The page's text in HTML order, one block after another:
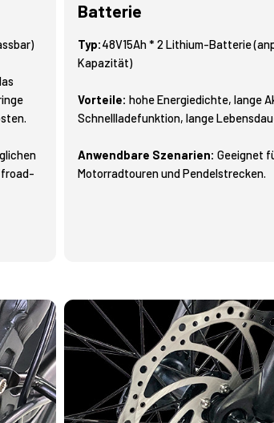
Batterie
Typ:48V15Ah * 2 Lithium-Batterie
Kapazität)
Vorteile: hohe Energiedichte, lange
Schnellladefunktion, lange
Anwendbare Szenarien: Geeignet
Motorradtouren und Pendelstrecken.